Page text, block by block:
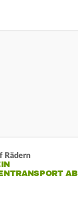
Rädern
AB